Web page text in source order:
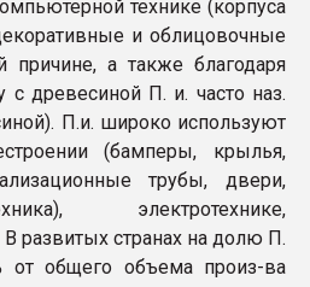
технике (корпуса
и облицовочные
причине, а также благодаря
с древесиной П. и. часто наз.
П.и. широко используют
(бамперы, крылья,
трубы, двери,
электротехнике,
развитых странах на долю П.
от общего объема произ-ва